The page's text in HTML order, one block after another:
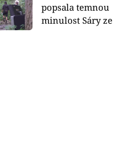
popsala temnou
minulost Sáry ze